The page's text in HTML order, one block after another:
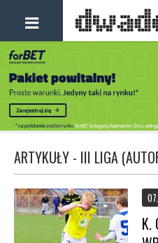
ARTYKUŁY - III LIGA
K.